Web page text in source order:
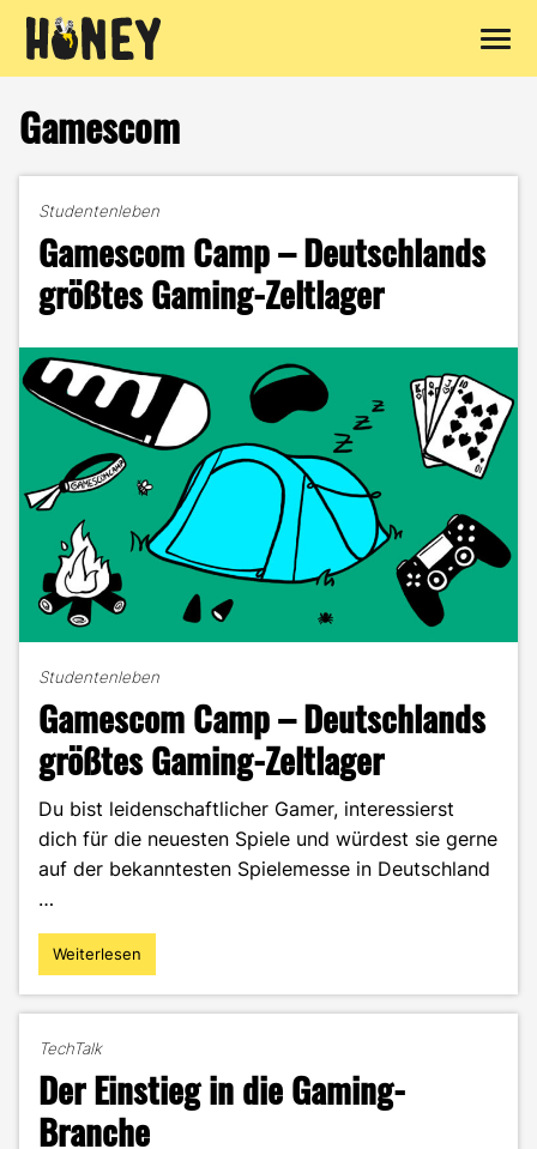
Inhalt
springen
Gamescom
Studentenleben
Gamescom Camp – Deutschlands
größtes Gaming-Zeltlager
Studentenleben
Gamescom Camp – Deutschlands
größtes Gaming-Zeltlager
Du bist leidenschaftlicher Gamer, interessierst
dich für die neuesten Spiele und würdest sie gerne
auf der bekanntesten Spielemesse in Deutschland
…
"Gamescom
Camp
größtes
Gaming-
Zeltlager"
Weiterlesen
TechTalk
Der Einstieg in die Gaming-
Branche